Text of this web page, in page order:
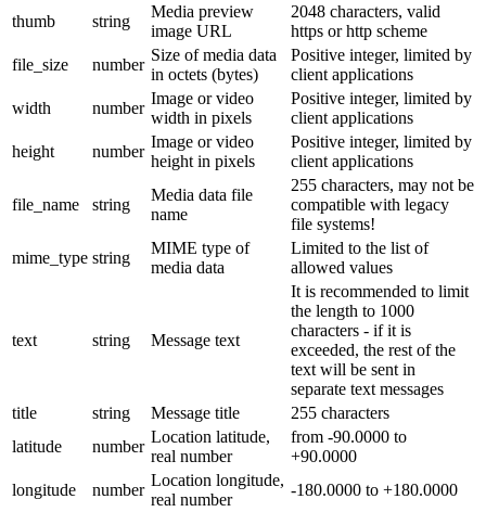
thumb
string
Media preview
image URL
2048 characters, valid
https or http scheme
file_size
number
Size of media data
in octets (bytes)
Positive integer, limited by
client applications
width
number
Image or video
width in pixels
Positive integer, limited by
client applications
height
number
Image or video
height in pixels
Positive integer, limited by
client applications
file_name string
Media data file
name
255 characters, may not be
compatible with legacy
file systems!
mime_type string
MIME type of
media data
Limited to the list of
allowed values
text string Message text
It is recommended to limit
the length to 1000
characters - if it is
exceeded, the rest of the
text will be sent in
separate text messages
title
string Message title
255 characters
latitude
number
Location latitude,
real number
from -90.0000 to
+90.0000
longitude
number
Location longitude,
real number
-180.0000 to +180.0000